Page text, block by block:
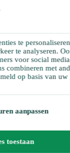
te
te analyseren.
voor social
combineren met
op basis van
aanpassen
toestaan